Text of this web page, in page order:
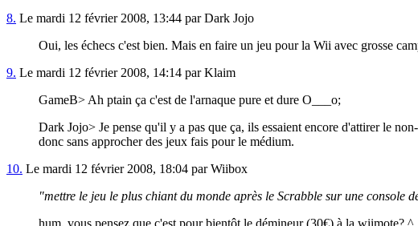
8. Le mardi 12 février 2008, 13:44 par Dark Jojo
Oui, les échecs c'est bien. Mais en faire un jeu pour la Wii avec grosse
9. Le mardi 12 février 2008, 14:14 par Klaim
GameB> Ah ptain ça c'est de l'arnaque pure et dure O___o;
Dark Jojo> Je pense qu'il y a pas que ça, ils essaient encore d'attirer le
donc sans approcher des jeux fais pour le médium.
10. Le mardi 12 février 2008, 18:04 par Wiibox
"mettre le jeu le plus chiant du monde après le Scrabble sur une console
hum, vous pensez que c'est pour bientôt le démineur (30€) à la wiimote?